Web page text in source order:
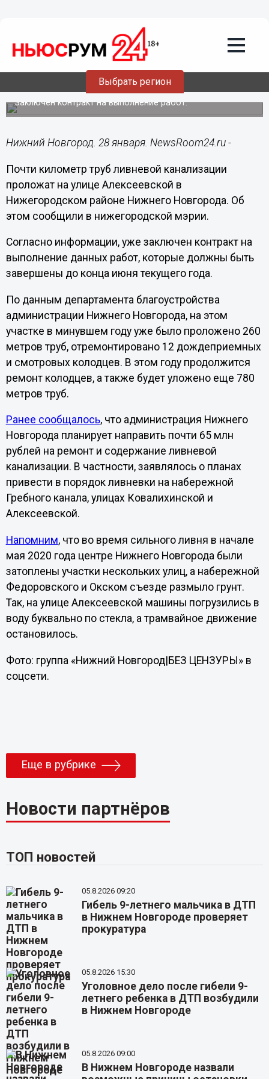
Выбрать регион
28.01.202113:07
Километр ливневки проложат на
Алексеевской в Нижнем Новгороде
Заключен контракт на выполнение работ.
Нижний Новгород. 28 января. NewsRoom24.ru -
Почти километр труб ливневой канализации
проложат на улице Алексеевской в
Нижегородском районе Нижнего Новгорода. Об
этом сообщили в нижегородской мэрии.
Согласно информации, уже заключен контракт на
выполнение данных работ, которые должны быть
завершены до конца июня текущего года.
По данным департамента благоустройства
администрации Нижнего Новгорода, на этом
участке в минувшем году уже было проложено 260
метров труб, отремонтировано 12 дождеприемных
и смотровых колодцев. В этом году продолжится
ремонт колодцев, а также будет уложено еще 780
метров труб.
Ранее сообщалось, что администрация Нижнего
Новгорода планирует направить почти 65 млн
рублей на ремонт и содержание ливневой
канализации. В частности, заявлялось о планах
привести в порядок ливневки на набережной
Гребного канала, улицах Ковалихинской и
Алексеевской.
Напомним, что во время сильного ливня в начале
мая 2020 года центре Нижнего Новгорода были
затоплены участки нескольких улиц, а набережной
Федоровского и Окском съезде размыло грунт.
Так, на улице Алексеевской машины погрузились в
воду буквально по стекла, а трамвайное движение
остановилось.
Фото: группа «Нижний Новгород|БЕЗ ЦЕНЗУРЫ» в
соцсети.
Еще в рубрике
Новости партнёров
ТОП новостей
05.8.2026 09:20
Гибель 9-летнего мальчика в ДТП
в Нижнем Новгороде проверяет
прокуратура
05.8.2026 15:30
Уголовное дело после гибели 9-
летнего ребенка в ДТП возбудили
в Нижнем Новгороде
05.8.2026 09:00
В Нижнем Новгороде назвали